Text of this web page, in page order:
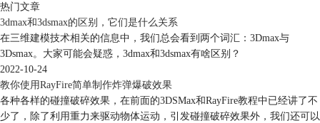
热门文章
3dmax和3dsmax的区别，它们是什么关系
在三维建模技术相关的信息中，我们总会看到两个词汇：3Dmax与
3Dsmax。大家可能会疑惑，3dmax和3dsmax有啥区别？
2022-10-24
教你使用RayFire简单制作炸弹爆破效果
各种各样的碰撞破碎效果，在前面的3DSMax和RayFire教程中已经讲了不
少了，除了利用重力来驱动物体运动，引发碰撞破碎效果外，我们还可以